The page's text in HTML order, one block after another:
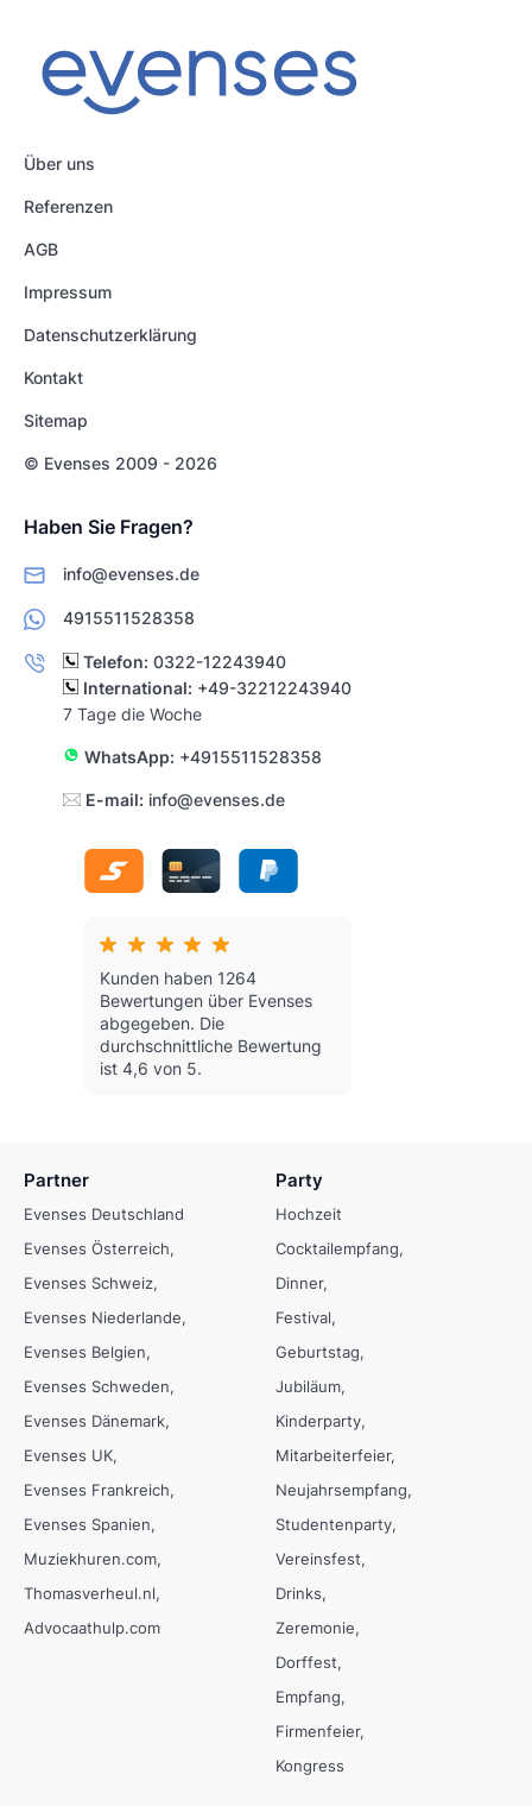
Über uns
Referenzen
AGB
Impressum
Datenschutzerklärung
Kontakt
Sitemap
© Evenses 2009 - 2026
Haben Sie Fragen?
info@evenses.de
4915511528358
Telefon: 0322-12243940
International: +49-32212243940
7 Tage die Woche
WhatsApp: +4915511528358
E-mail: info@evenses.de
Kunden haben 1264
Bewertungen über Evenses
abgegeben. Die
durchschnittliche Bewertung
ist 4,6 von 5.
Partner
Evenses Deutschland
Evenses Österreich
Evenses Schweiz
Evenses Niederlande
Evenses Belgien
Evenses Schweden
Evenses Dänemark
Evenses UK
Evenses Frankreich
Evenses Spanien
Muziekhuren.com
Thomasverheul.nl
Advocaathulp.com
Party
Hochzeit
Cocktailempfang
Dinner
Festival
Geburtstag
Jubiläum
Kinderparty
Mitarbeiterfeier
Neujahrsempfang
Studentenparty
Vereinsfest
Drinks
Zeremonie
Dorffest
Empfang
Firmenfeier
Kongress